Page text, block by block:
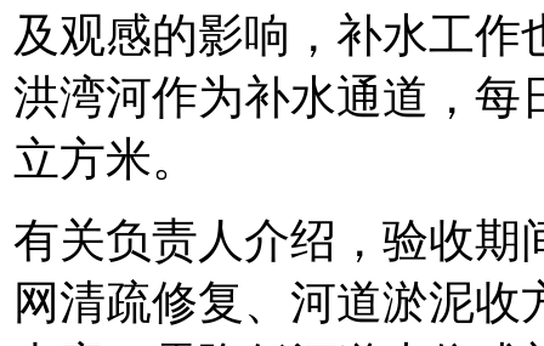
及观感的影响，补水工
洪湾河作为补水通道，每
立方米。
有关负责人介绍，验收期
网清疏修复、河道淤泥